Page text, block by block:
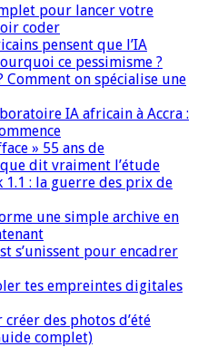
pour lancer votre
coder
pensent que l’IA
ce pessimisme ?
Comment on spécialise une
IA africain à Accra :
» 55 ans de
dit vraiment l’étude
1.1 : la guerre des prix de
une simple archive en
s’unissent pour encadrer
tes empreintes digitales
des photos d’été
complet)